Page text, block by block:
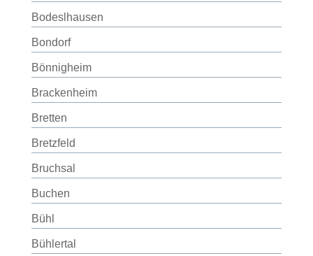
Bodeslhausen
Bondorf
Bönnigheim
Brackenheim
Bretten
Bretzfeld
Bruchsal
Buchen
Bühl
Bühlertal